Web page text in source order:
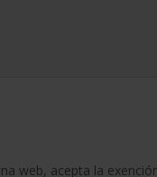
web, acepta la